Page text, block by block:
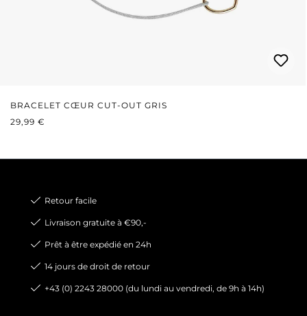
BRACELET CŒUR CUT-OUT GRIS
PRIX RÉGULIER :
29,99 €
Retour facile
Livraison gratuite à €90,-
Prêt à être expédié en 24h
14 jours de droit de retour
+43 (0) 2243 28000 (du lundi au vendredi, de 9h à 14h)